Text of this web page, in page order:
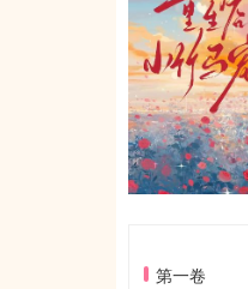
第一卷